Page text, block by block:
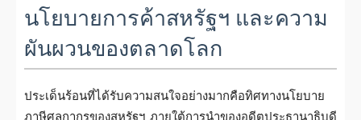
นโยบายการค้าสหรัฐฯ และความ
ผันผวนของตลาดโลก
ประเด็นร้อนที่ได้รับความสนใจอย่างมากคือทิศทางนโยบาย
ภาษีศุลกากรของสหรัฐฯ ภายใต้การนำของอดีตประธานาธิบดี